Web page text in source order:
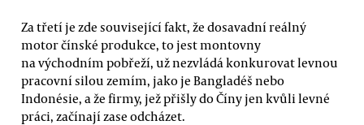
Za třetí je zde související fakt, že dosavadní reálný
motor čínské produkce, to jest montovny
na východním pobřeží, už nezvládá konkurovat levnou
pracovní silou zemím, jako je Bangladéš nebo
Indonésie, a že firmy, jež přišly do Číny jen kvůli levné
práci, začínají zase odcházet.